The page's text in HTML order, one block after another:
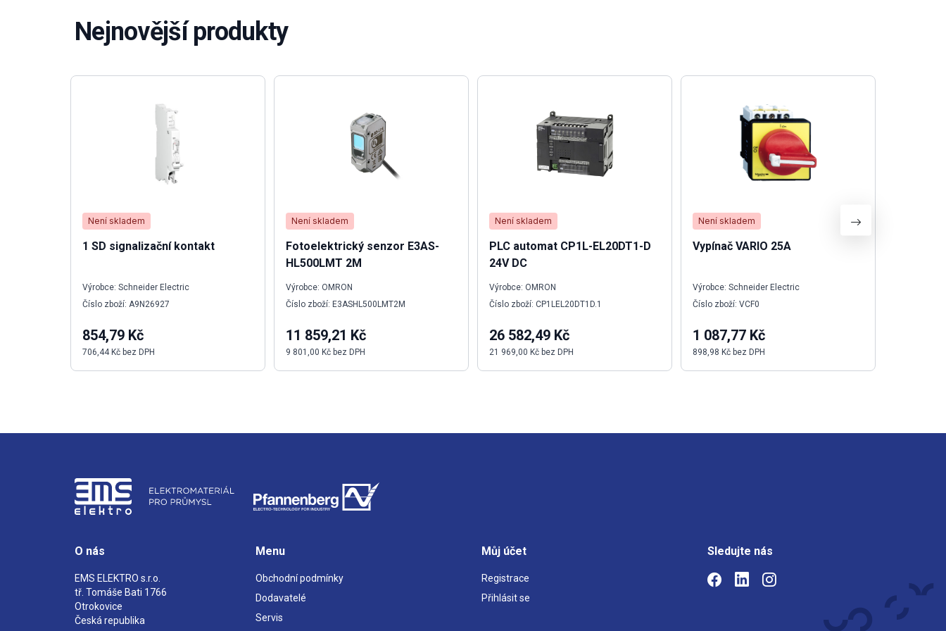
Nejnovější produkty
Není skladem
1 SD signalizační kontakt
Výrobce: Schneider Electric
Číslo zboží: A9N26927
854,79 Kč
706,44 Kč bez DPH
Není skladem
Fotoelektrický senzor E3AS-
HL500LMT 2M
Výrobce: OMRON
Číslo zboží: E3ASHL500LMT2M
11 859,21 Kč
9 801,00 Kč bez DPH
Není skladem
PLC automat CP1L-EL20DT1-D
24V DC
Výrobce: OMRON
Číslo zboží: CP1LEL20DT1D.1
26 582,49 Kč
21 969,00 Kč bez DPH
Není skladem
Vypínač VARIO 25A
Výrobce: Schneider Electric
Číslo zboží: VCF0
1 087,77 Kč
898,98 Kč bez DPH
O nás
EMS ELEKTRO s.r.o.
tř. Tomáše Bati 1766
Otrokovice
Česká republika
Menu
Obchodní podmínky
Dodavatelé
Servis
Můj účet
Registrace
Přihlásit se
Sledujte nás